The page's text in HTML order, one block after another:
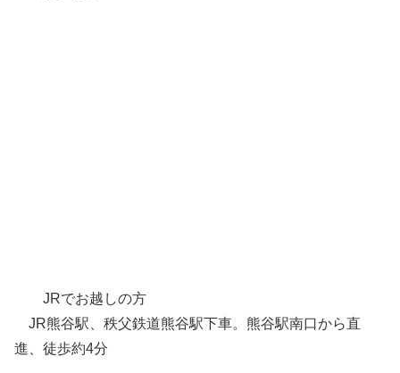
JRでお越しの方
JR熊谷駅、秩父鉄道熊谷駅下車。熊谷駅南口から直
進、徒歩約4分